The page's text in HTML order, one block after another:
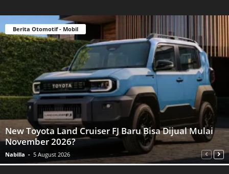
Berita Otomotif - Mobil
New Toyota Land Cruiser FJ Baru Bisa Dijual Mulai
November 2026?
Nabilla - 5 August 2026